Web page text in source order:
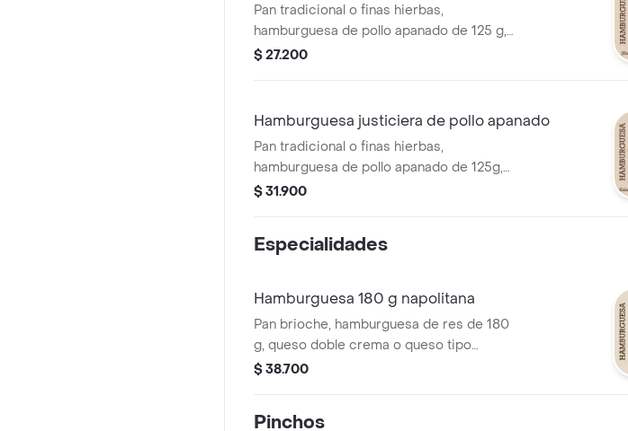
Pan tradicional o finas hierbas,
hamburguesa de pollo apanado de 125 g,
queso doble crema o queso tipo cheddar,
$ 27.200
Hamburguesa justiciera de pollo apanado
Pan tradicional o finas hierbas,
hamburguesa de pollo apanado de 125g,
queso doble crema o queso tipo cheddar,
$ 31.900
Especialidades
Hamburguesa 180 g napolitana
Pan brioche, hamburguesa de res de 180
g, queso doble crema o queso tipo
cheddar, papa cabello de ángel,
$ 38.700
Pinchos